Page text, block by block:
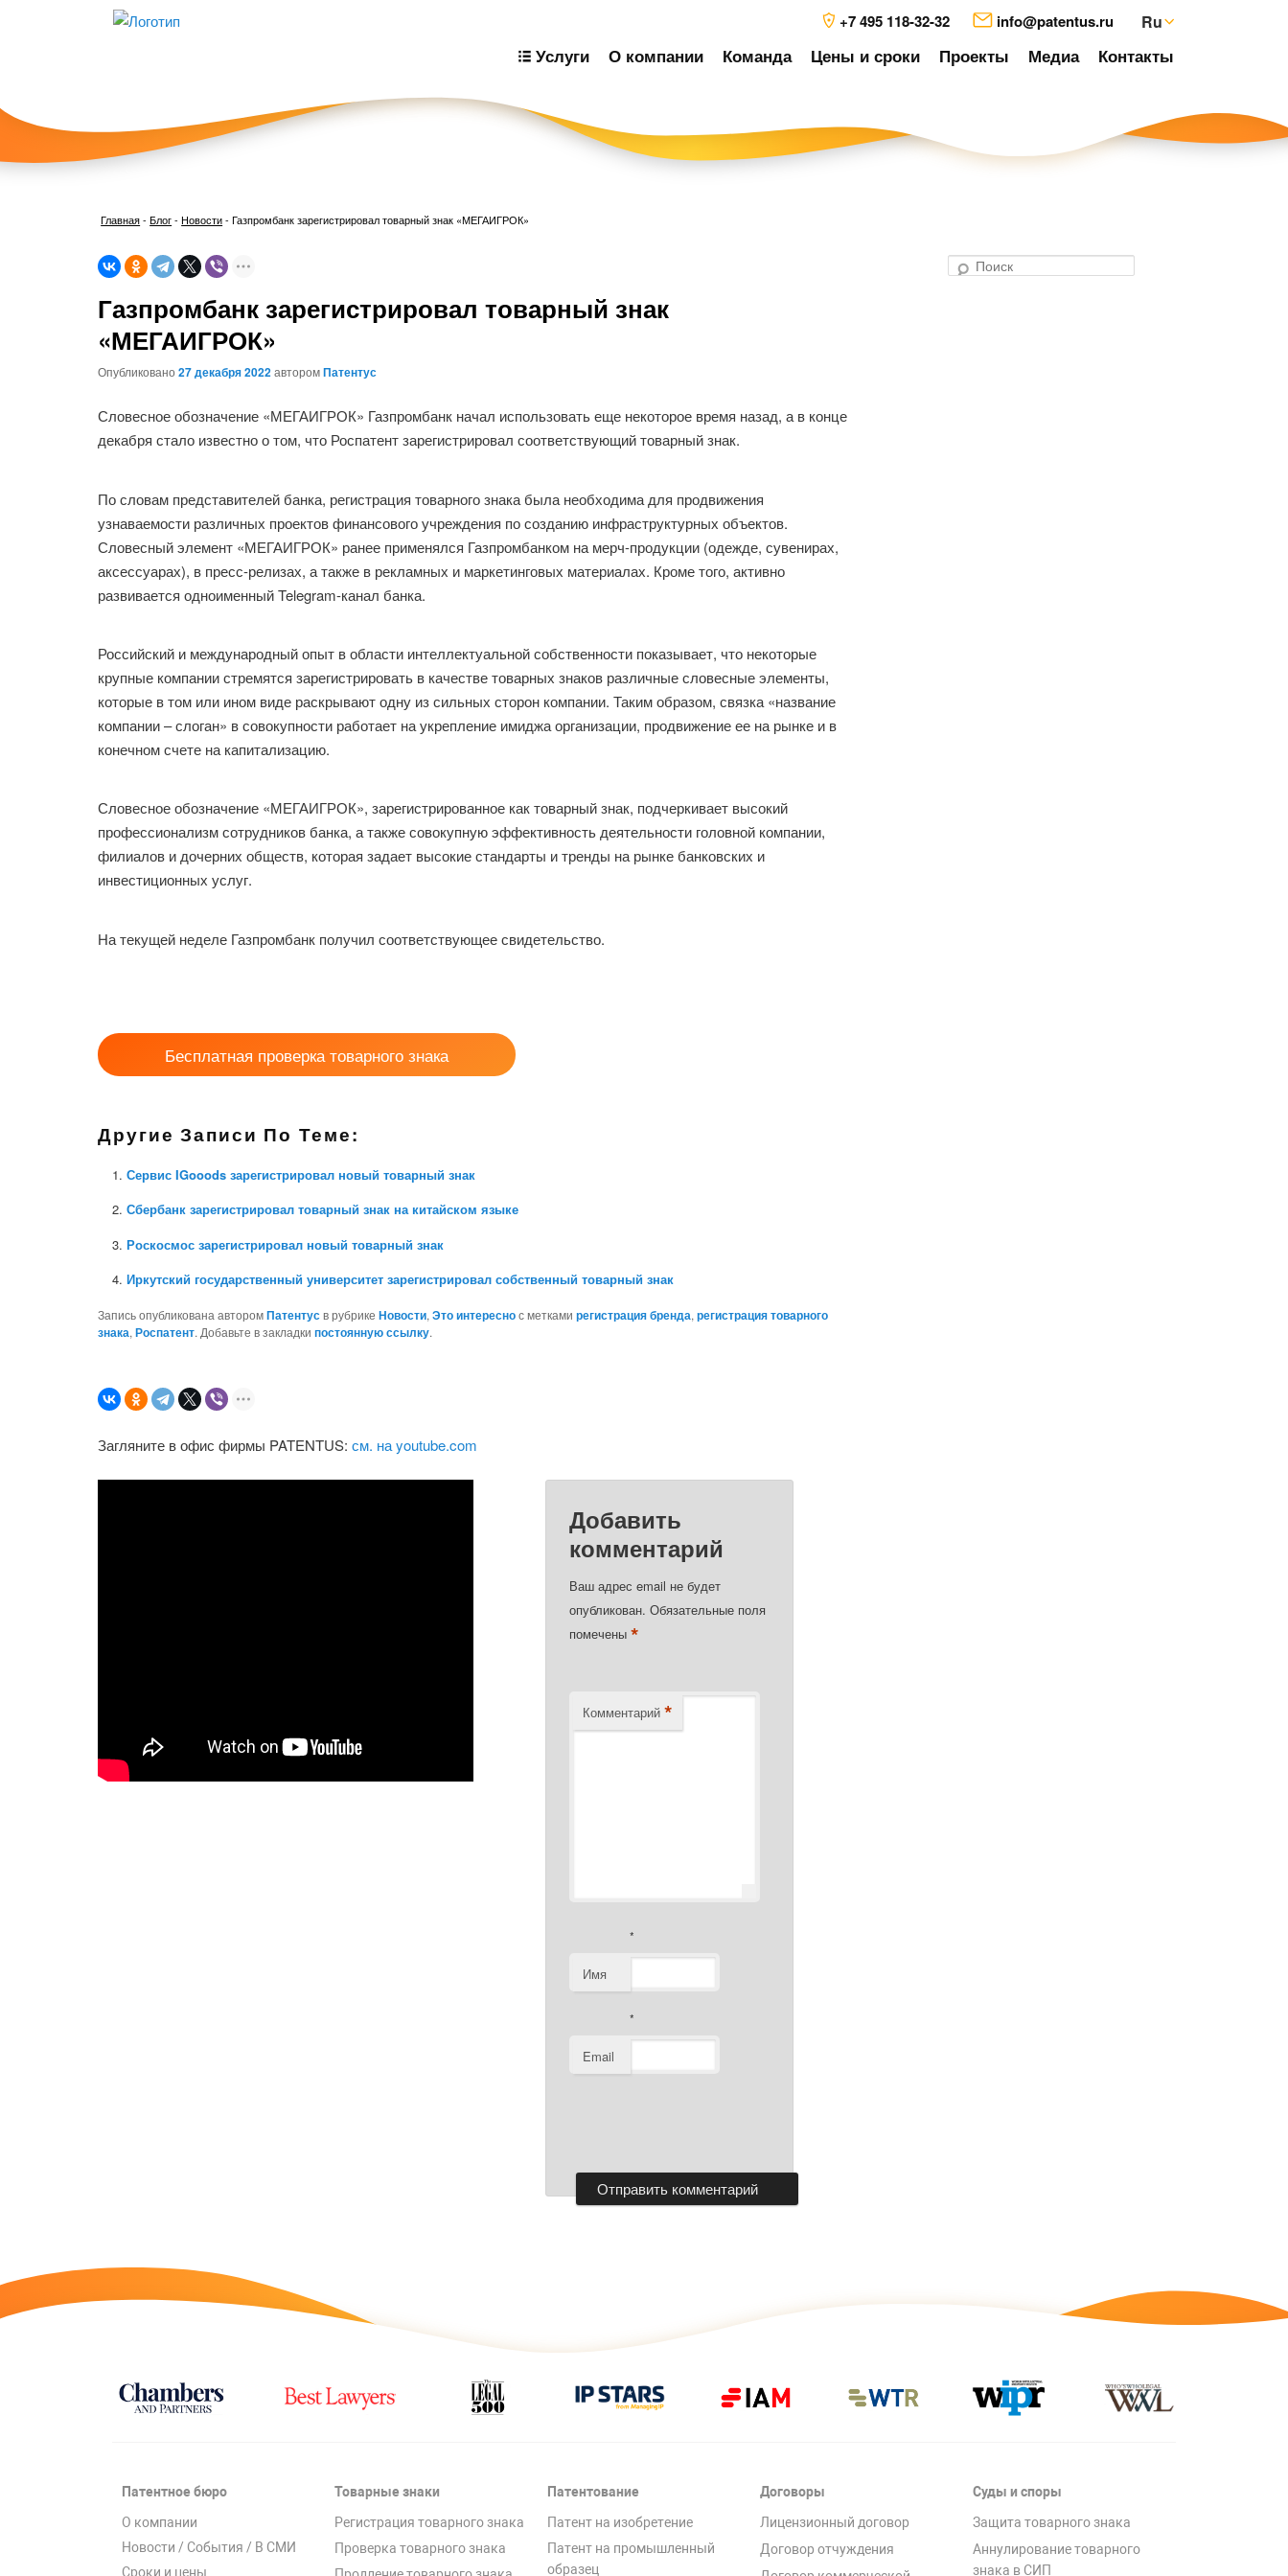
+7 495 118-32-32 info@patentus.ru Ru
Услуги О компании Команда Цены и сроки Проекты Медиа Контакты
Главная-Блог- Новости- Газпромбанк зарегистрировал товарный знак «МЕГАИГРОК»
Газпромбанк зарегистрировал товарный знак
«МЕГАИГРОК»
Опубликовано27 декабря 2022авторомПатентус
Словесное обозначение «МЕГАИГРОК» Газпромбанк начал использовать еще некоторое время назад, а в конце
декабря стало известно о том, что Роспатент зарегистрировал соответствующий товарный знак.
По словам представителей банка, регистрация товарного знака была необходима для продвижения
узнаваемости различных проектов финансового учреждения по созданию инфраструктурных объектов.
Словесный элемент «МЕГАИГРОК» ранее применялся Газпромбанком на мерч-продукции (одежде, сувенирах,
аксессуарах), в пресс-релизах, а также в рекламных и маркетинговых материалах. Кроме того, активно
развивается одноименный Telegram-канал банка.
Российский и международный опыт в области интеллектуальной собственности показывает, что некоторые
крупные компании стремятся зарегистрировать в качестве товарных знаков различные словесные элементы,
которые в том или ином виде раскрывают одну из сильных сторон компании. Таким образом, связка «название
компании – слоган» в совокупности работает на укрепление имиджа организации, продвижение ее на рынке и в
конечном счете на капитализацию.
Словесное обозначение «МЕГАИГРОК», зарегистрированное как товарный знак, подчеркивает высокий
профессионализм сотрудников банка, а также совокупную эффективность деятельности головной компании,
филиалов и дочерних обществ, которая задает высокие стандарты и тренды на рынке банковских и
инвестиционных услуг.
На текущей неделе Газпромбанк получил соответствующее свидетельство.
Бесплатная проверка товарного знака
Другие Записи По Теме:
Сервис IGooods зарегистрировал новый товарный знак
Сбербанк зарегистрировал товарный знак на китайском языке
Роскосмос зарегистрировал новый товарный знак
Иркутский государственный университет зарегистрировал собственный товарный знак
Запись опубликована авторомПатентусв рубрикеНовости,Это интереснос меткамирегистрация бренда,регистрация товарного
знака,Роспатент. Добавьте в закладкипостоянную ссылку.
Загляните в офис фирмы PATENTUS:см. на youtube.com
Добавить
комментарий
Ваш адрес email не будет
опубликован. Обязательные поля
помечены*
Комментарий *
Имя
*
Email
*
Патентное бюро
О компании
Новости / События / В СМИ
Сроки и цены
Товарные знаки
Регистрация товарного знака
Проверка товарного знака
Патентование
Патент на изобретение
Патент на промышленный
образец
Договоры
Лицензионный договор
Договор отчуждения
Суды и споры
Защита товарного знака
Аннулирование товарного
знака в СИП